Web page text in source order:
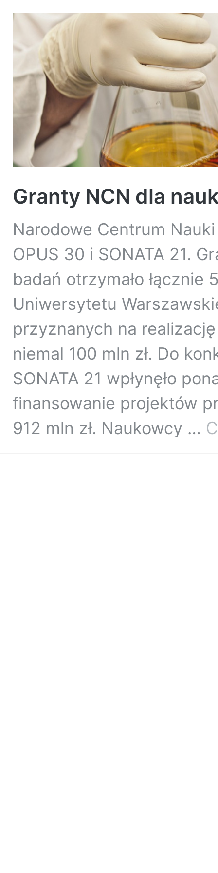
Granty NCN dla
Narodowe Centrum
OPUS 30 i SONATA 21.
badań otrzymało
Uniwersytetu
przyznanych na
niemal 100 mln zł. Do
SONATA 21 wpłynęło
finansowanie projektów
912 mln zł. Naukowcy …